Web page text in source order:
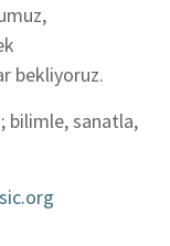
bekliyoruz.
bilimle, sanatla,